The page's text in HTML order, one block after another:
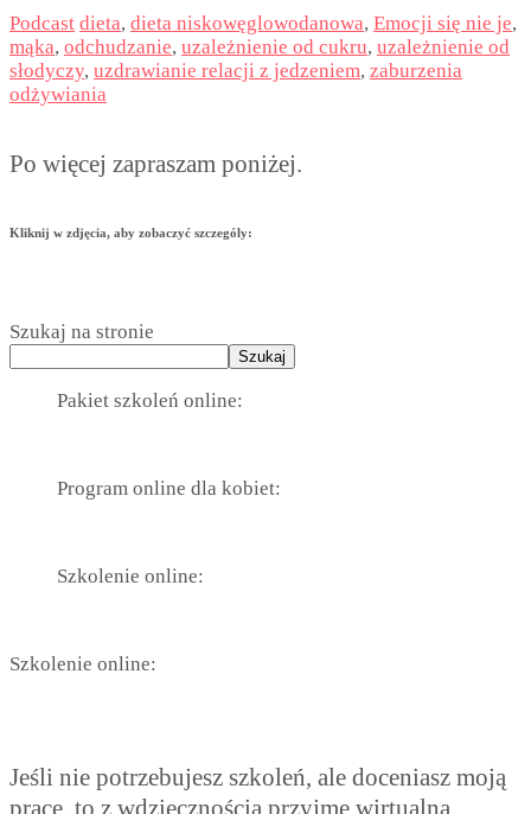
Podcast dieta, dieta niskowęglowodanowa, Emocji się nie je,
mąka, odchudzanie, uzależnienie od cukru, uzależnienie od
słodyczy, uzdrawianie relacji z jedzeniem, zaburzenia
odżywiania
Po więcej zapraszam poniżej.
Kliknij w zdjęcia, aby zobaczyć szczególy:
Szukaj na stronie
Szukaj
Pakiet szkoleń online:
Program online dla kobiet:
Szkolenie online:
Szkolenie online:
Jeśli nie potrzebujesz szkoleń, ale doceniasz moją
pracę, to z wdzięcznością przyjmę wirtualną